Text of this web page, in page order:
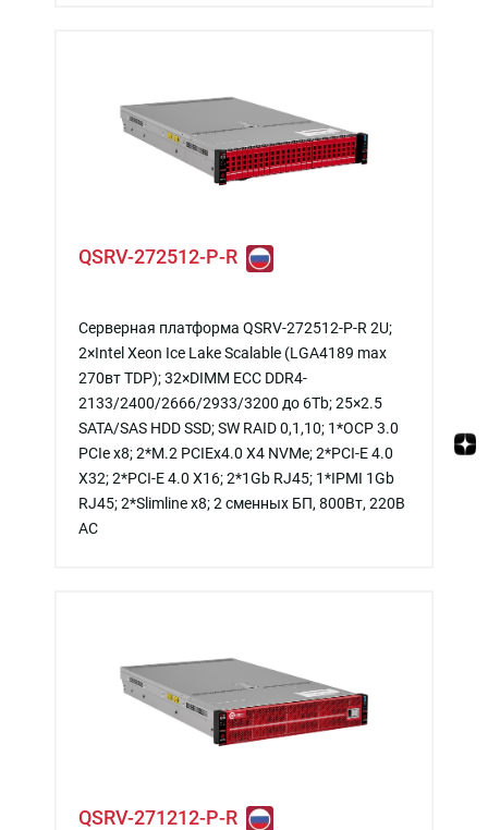
QSRV-272512-P-R
Серверная платформа QSRV-272512-P-R 2U;
2×Intel Xeon Ice Lake Scalable (LGA4189 max
270вт TDP); 32×DIMM ECC DDR4-
2133/2400/2666/2933/3200 до 6Tb; 25×2.5
SATA/SAS HDD SSD; SW RAID 0,1,10; 1*OCP 3.0
PCIe x8; 2*M.2 PCIEx4.0 X4 NVMe; 2*PCI-E 4.0
X32; 2*PCI-E 4.0 X16; 2*1Gb RJ45; 1*IPMI 1Gb
RJ45; 2*Slimline x8; 2 сменных БП, 800Вт, 220В
АС
QSRV-271212-P-R